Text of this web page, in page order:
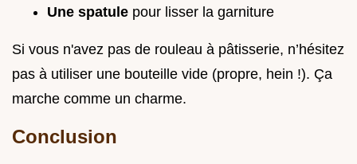
Une spatule pour lisser la garniture
Si vous n'avez pas de rouleau à pâtisserie, n’hésitez
pas à utiliser une bouteille vide (propre, hein !). Ça
marche comme un charme.
Conclusion